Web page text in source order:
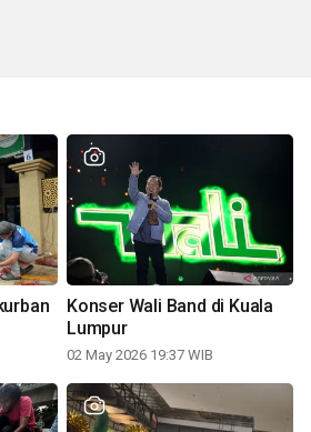
Konser Wali Band di Kuala
Lumpur
02 May 2026 19:37 WIB